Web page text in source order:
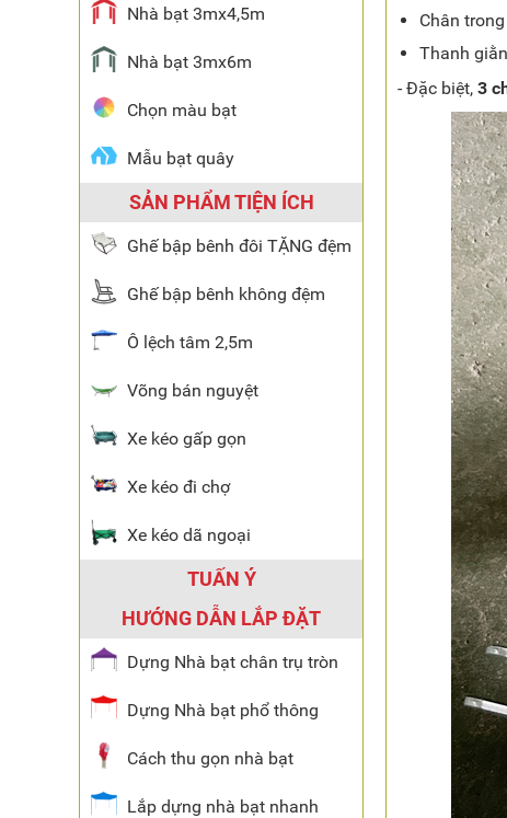
Chân
Thanh
- Đặc biệt, 3
Nhà bạt 3mx4,5m
Nhà bạt 3mx6m
Chọn màu bạt
Mẫu bạt quây
SẢN PHẨM TIỆN ÍCH
Ghế bập bênh đôi TẶNG đệm
Ghế bập bênh không đệm
Ô lệch tâm 2,5m
Võng bán nguyệt
Xe kéo gấp gọn
Xe kéo đi chợ
Xe kéo dã ngoại
TUẤN Ý
HƯỚNG DẪN LẮP ĐẶT
Dựng Nhà bạt chân trụ tròn
Dựng Nhà bạt phổ thông
Cách thu gọn nhà bạt
Lắp dựng nhà bạt nhanh